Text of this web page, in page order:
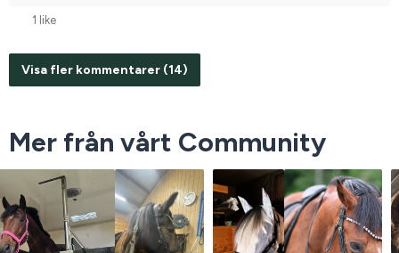
1 like
Visa fler kommentarer (14)
Mer från vårt Community